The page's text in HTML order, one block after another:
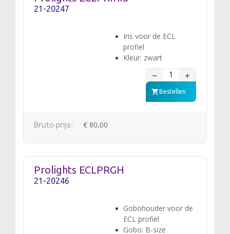
21-20247
Iris voor de ECL
profiel
Kleur: zwart
Bestellen
Bruto prijs: € 80,00
Prolights ECLPRGH
21-20246
Gobohouder voor de
ECL profiel
Gobo: B-size